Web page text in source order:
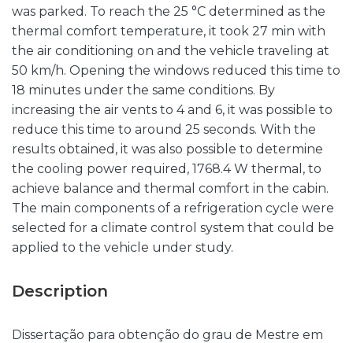
was parked. To reach the 25 °C determined as the
thermal comfort temperature, it took 27 min with
the air conditioning on and the vehicle traveling at
50 km/h. Opening the windows reduced this time to
18 minutes under the same conditions. By
increasing the air vents to 4 and 6, it was possible to
reduce this time to around 25 seconds. With the
results obtained, it was also possible to determine
the cooling power required, 1768.4 W thermal, to
achieve balance and thermal comfort in the cabin.
The main components of a refrigeration cycle were
selected for a climate control system that could be
applied to the vehicle under study.
Description
Dissertação para obtenção do grau de Mestre em